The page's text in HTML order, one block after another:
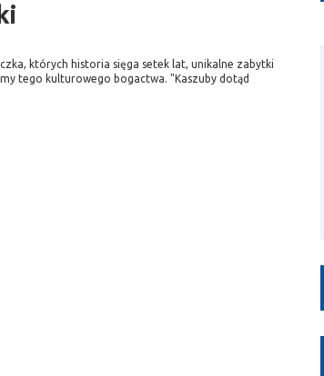
których historia sięga setek lat, unikalne zabytki
tego kulturowego bogactwa. "Kaszuby dotąd